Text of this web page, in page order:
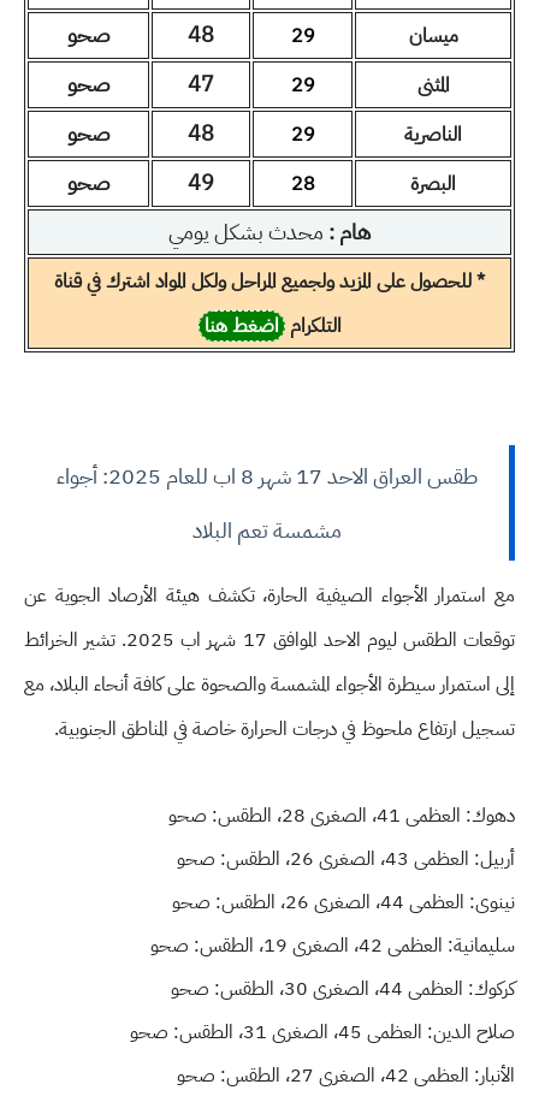
ميسان 29
48 صحو
المثنى 29
47 صحو
الناصرية 29
48 صحو
البصرة 28
49
صحو
هام : محدث بشكل يومي
* للحصول على المزيد ولجميع المراحل ولكل المواد اشترك في قناة
التلكرام اضغط هنا
طقس العراق الاحد 17 شهر 8 اب للعام 2025: أجواء
مشمسة تعم البلاد
مع استمرار الأجواء الصيفية الحارة، تكشف هيئة الأرصاد الجوية عن
توقعات الطقس ليوم الاحد الموافق 17 شهر اب 2025. تشير الخرائط
إلى استمرار سيطرة الأجواء المشمسة والصحوة على كافة أنحاء البلاد، مع
تسجيل ارتفاع ملحوظ في درجات الحرارة خاصة في المناطق الجنوبية.
دهوك: العظمى 41، الصغرى 28، الطقس: صحو
أربيل: العظمى 43، الصغرى 26، الطقس: صحو
نينوى: العظمى 44، الصغرى 26، الطقس: صحو
سليمانية: العظمى 42، الصغرى 19، الطقس: صحو
كركوك: العظمى 44، الصغرى 30، الطقس: صحو
صلاح الدين: العظمى 45، الصغرى 31، الطقس: صحو
الأنبار: العظمى 42، الصغرى 27، الطقس: صحو